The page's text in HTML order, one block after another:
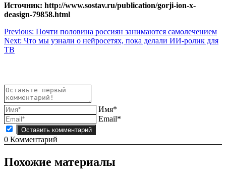
Источник: http://www.sostav.ru/publication/gorji-ion-x-
deasign-79858.html
Навигация
по
Previous: Почти половина россиян занимаются самолечением
Next: Что мы узнали о нейросетях, пока делали ИИ-ролик для
ТВ
Имя*
Email*
0 Комментарий
Похожие материалы